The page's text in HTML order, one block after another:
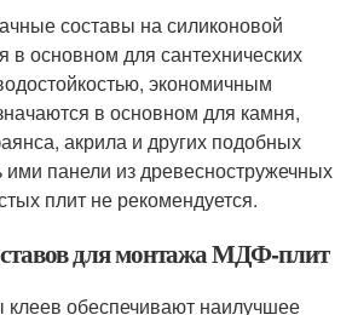
составы на силиконовой
в основном для сантехнических
экономичным
в основном для камня,
акрила и других подобных
ими панели из древесностружечных
плит не рекомендуется.
для монтажа МДФ-плит
клеев обеспечивают наилучшее